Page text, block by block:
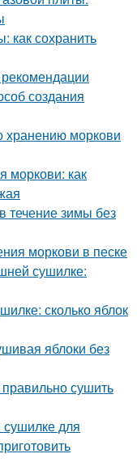
как сохранить
создания
хранению моркови
моркови: как
течение зимы без
моркови в песке
сушилке:
сколько яблок
яблоки без
сушить
для